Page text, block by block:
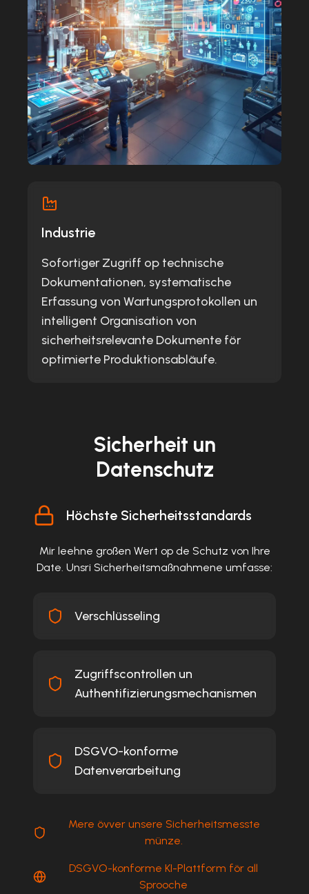
Industrie
Sofortiger Zugriff op technische
Dokumentationen, systematische
Erfassung von Wartungsprotokollen un
intelligent Organisation von
sicherheitsrelevante Dokumente för
optimierte Produktionsabläufe.
Sicherheit un
Datenschutz
Höchste Sicherheitsstandards
Mir leehne großen Wert op de Schutz von Ihre
Date. Unsri Sicherheitsmaßnahmene umfasse:
Verschlüsseling
Zugriffscontrollen un
Authentifizierungsmechanismen
DSGVO-konforme
Datenverarbeitung
Mere övver unsere Sicherheitsmesste
münze.
DSGVO-konforme KI-Plattform för all
Sprooche